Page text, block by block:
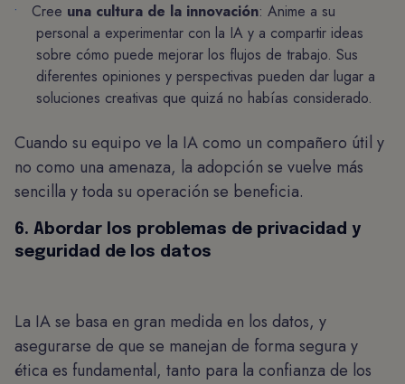
Cree una cultura de la innovación: Anime a su
personal a experimentar con la IA y a compartir ideas
sobre cómo puede mejorar los flujos de trabajo. Sus
diferentes opiniones y perspectivas pueden dar lugar a
soluciones creativas que quizá no habías considerado.
Cuando su equipo ve la IA como un compañero útil y
no como una amenaza, la adopción se vuelve más
sencilla y toda su operación se beneficia.
6. Abordar los problemas de privacidad y
seguridad de los datos
La IA se basa en gran medida en los datos, y
asegurarse de que se manejan de forma segura y
ética es fundamental, tanto para la confianza de los